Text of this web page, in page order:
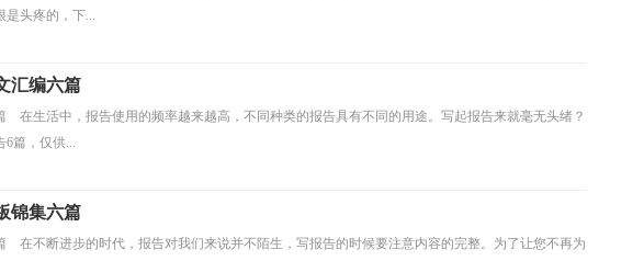
是头疼的，下...
汇编六篇
在生活中，报告使用的频率越来越高，不同种类的报告具有不同的用途。写起报告来就毫无头绪？
6篇，仅供...
锦集六篇
在不断进步的时代，报告对我们来说并不陌生，写报告的时候要注意内容的完整。为了让您不再为